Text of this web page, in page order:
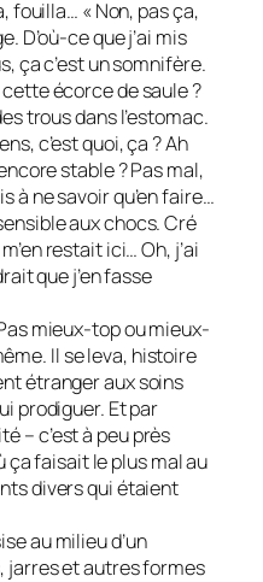
fouilla… « Non, pas ça,
D’où-ce que j’ai mis
ça c’est un somnifère.
cette écorce de saule ?
trous dans l’estomac.
c’est quoi, ça ? Ah
stable ? Pas mal,
à ne savoir qu’en faire…
aux chocs. Cré
restait ici… Oh, j’ai
que j’en fasse
mieux-top ou mieux-
Il se leva, histoire
étranger aux soins
prodiguer. Et par
– c’est à peu près
ça faisait le plus mal au
divers qui étaient
au milieu d’un
jarres et autres formes